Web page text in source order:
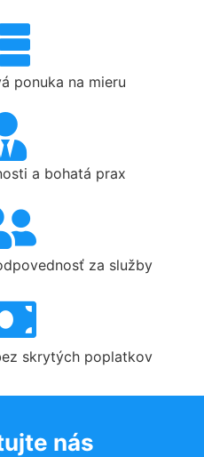
ponuka na mieru
a bohatá prax
za služby
skrytých poplatkov
nás